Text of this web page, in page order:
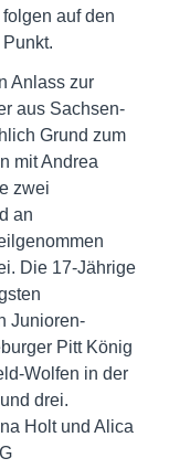
auf den
Anlass zur
aus Sachsen-
Grund zum
mit Andrea
zwei
an
Die 17-Jährige
Junioren-
Pitt König
Wolfen in der
drei.
Holt und Alica